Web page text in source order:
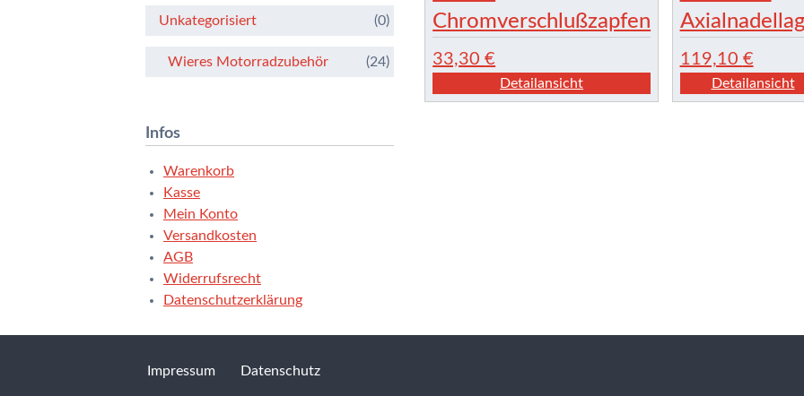
Chromverschlußzapfen
33,30€
Detailansicht
119,10 €
Detailansicht
Unkategorisiert (0)
Wieres Motorradzubehör (24)
Infos
Warenkorb
Kasse
Mein Konto
Versandkosten
AGB
Widerrufsrecht
Datenschutzerklärung
Impressum Datenschutz